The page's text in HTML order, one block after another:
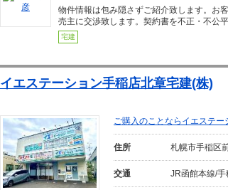
物件情報は包み隠さずご紹介致します。お
売主に交渉致します。契約書を不正・不公
宅建
イエステーション手稲店北章宅建(株)
ご購入のことならイエステ
住所 札幌市手稲区
交通 JR函館本線/